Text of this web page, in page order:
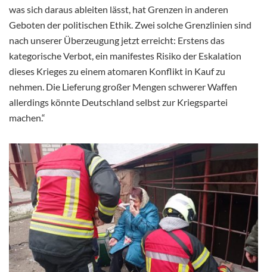
was sich daraus ableiten lässt, hat Grenzen in anderen
Geboten der politischen Ethik. Zwei solche Grenzlinien sind
nach unserer Überzeugung jetzt erreicht: Erstens das
kategorische Verbot, ein manifestes Risiko der Eskalation
dieses Krieges zu einem atomaren Konflikt in Kauf zu
nehmen. Die Lieferung großer Mengen schwerer Waffen
allerdings könnte Deutschland selbst zur Kriegspartei
machen.“